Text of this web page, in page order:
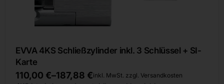
EVVA 4KS Schließzylinder inkl. 3 Schlüssel + SI-
Karte
110,00 €–187,88 €inkl. MwSt. zzgl. Versandkosten